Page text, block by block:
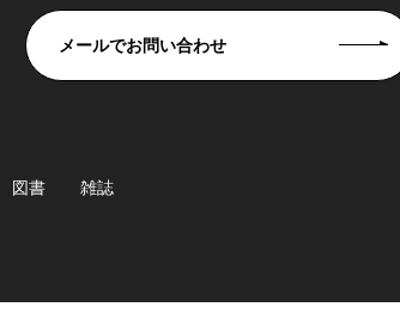
メールでお問い合わせ
図書 雑誌